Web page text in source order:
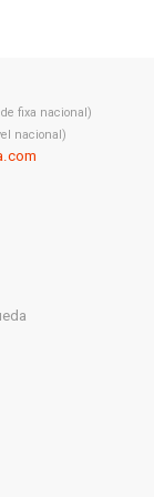
fixa nacional)
nacional)